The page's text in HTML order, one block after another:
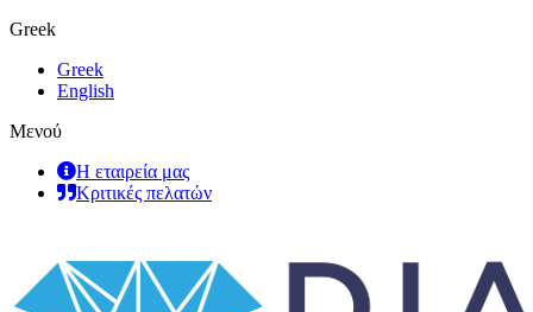
Greek
Greek
English
Μενού
Η εταιρεία μας
Κριτικές πελατών